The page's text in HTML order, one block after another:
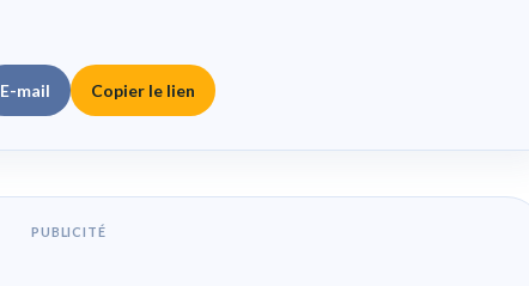
E-mail Copier le lien
PUBLICITÉ